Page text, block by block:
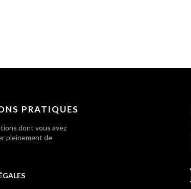
PRATIQUES
dont vous avez
pleinement de